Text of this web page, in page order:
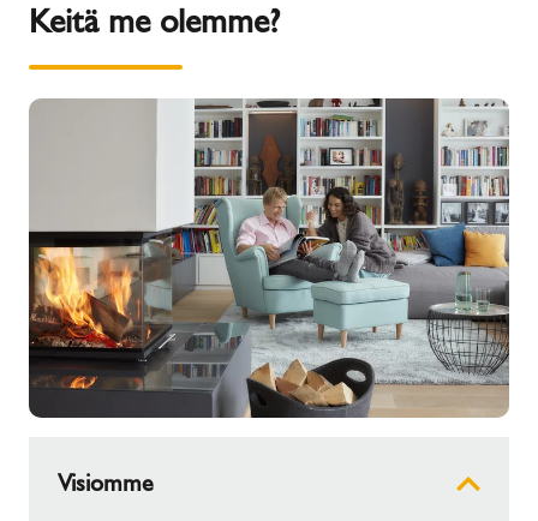
Keitä me olemme?
Visiomme